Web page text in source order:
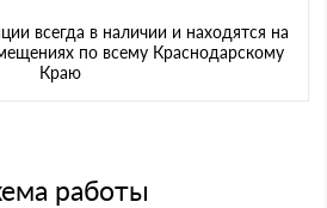
всегда в наличии и находятся на
по всему Краснодарскому
Краю
работы